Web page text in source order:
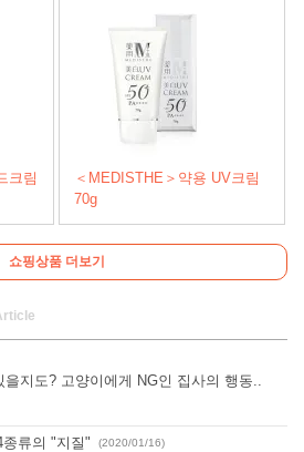
크림
＜MEDISTHE＞약용 UV크림
70g
쇼핑상품 더보기
을지도? 고양이에게 NG인 집사의 행동..
종류의 "지질" (2020/01/16)